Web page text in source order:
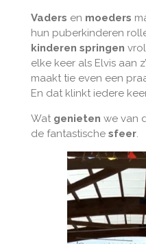
Vaders en moeders
hun puberkinderen
kinderen springen
elke keer als Elvis aan
maakt tie even een
En dat klinkt iedere
Wat genieten we van
de fantastische sfeer.